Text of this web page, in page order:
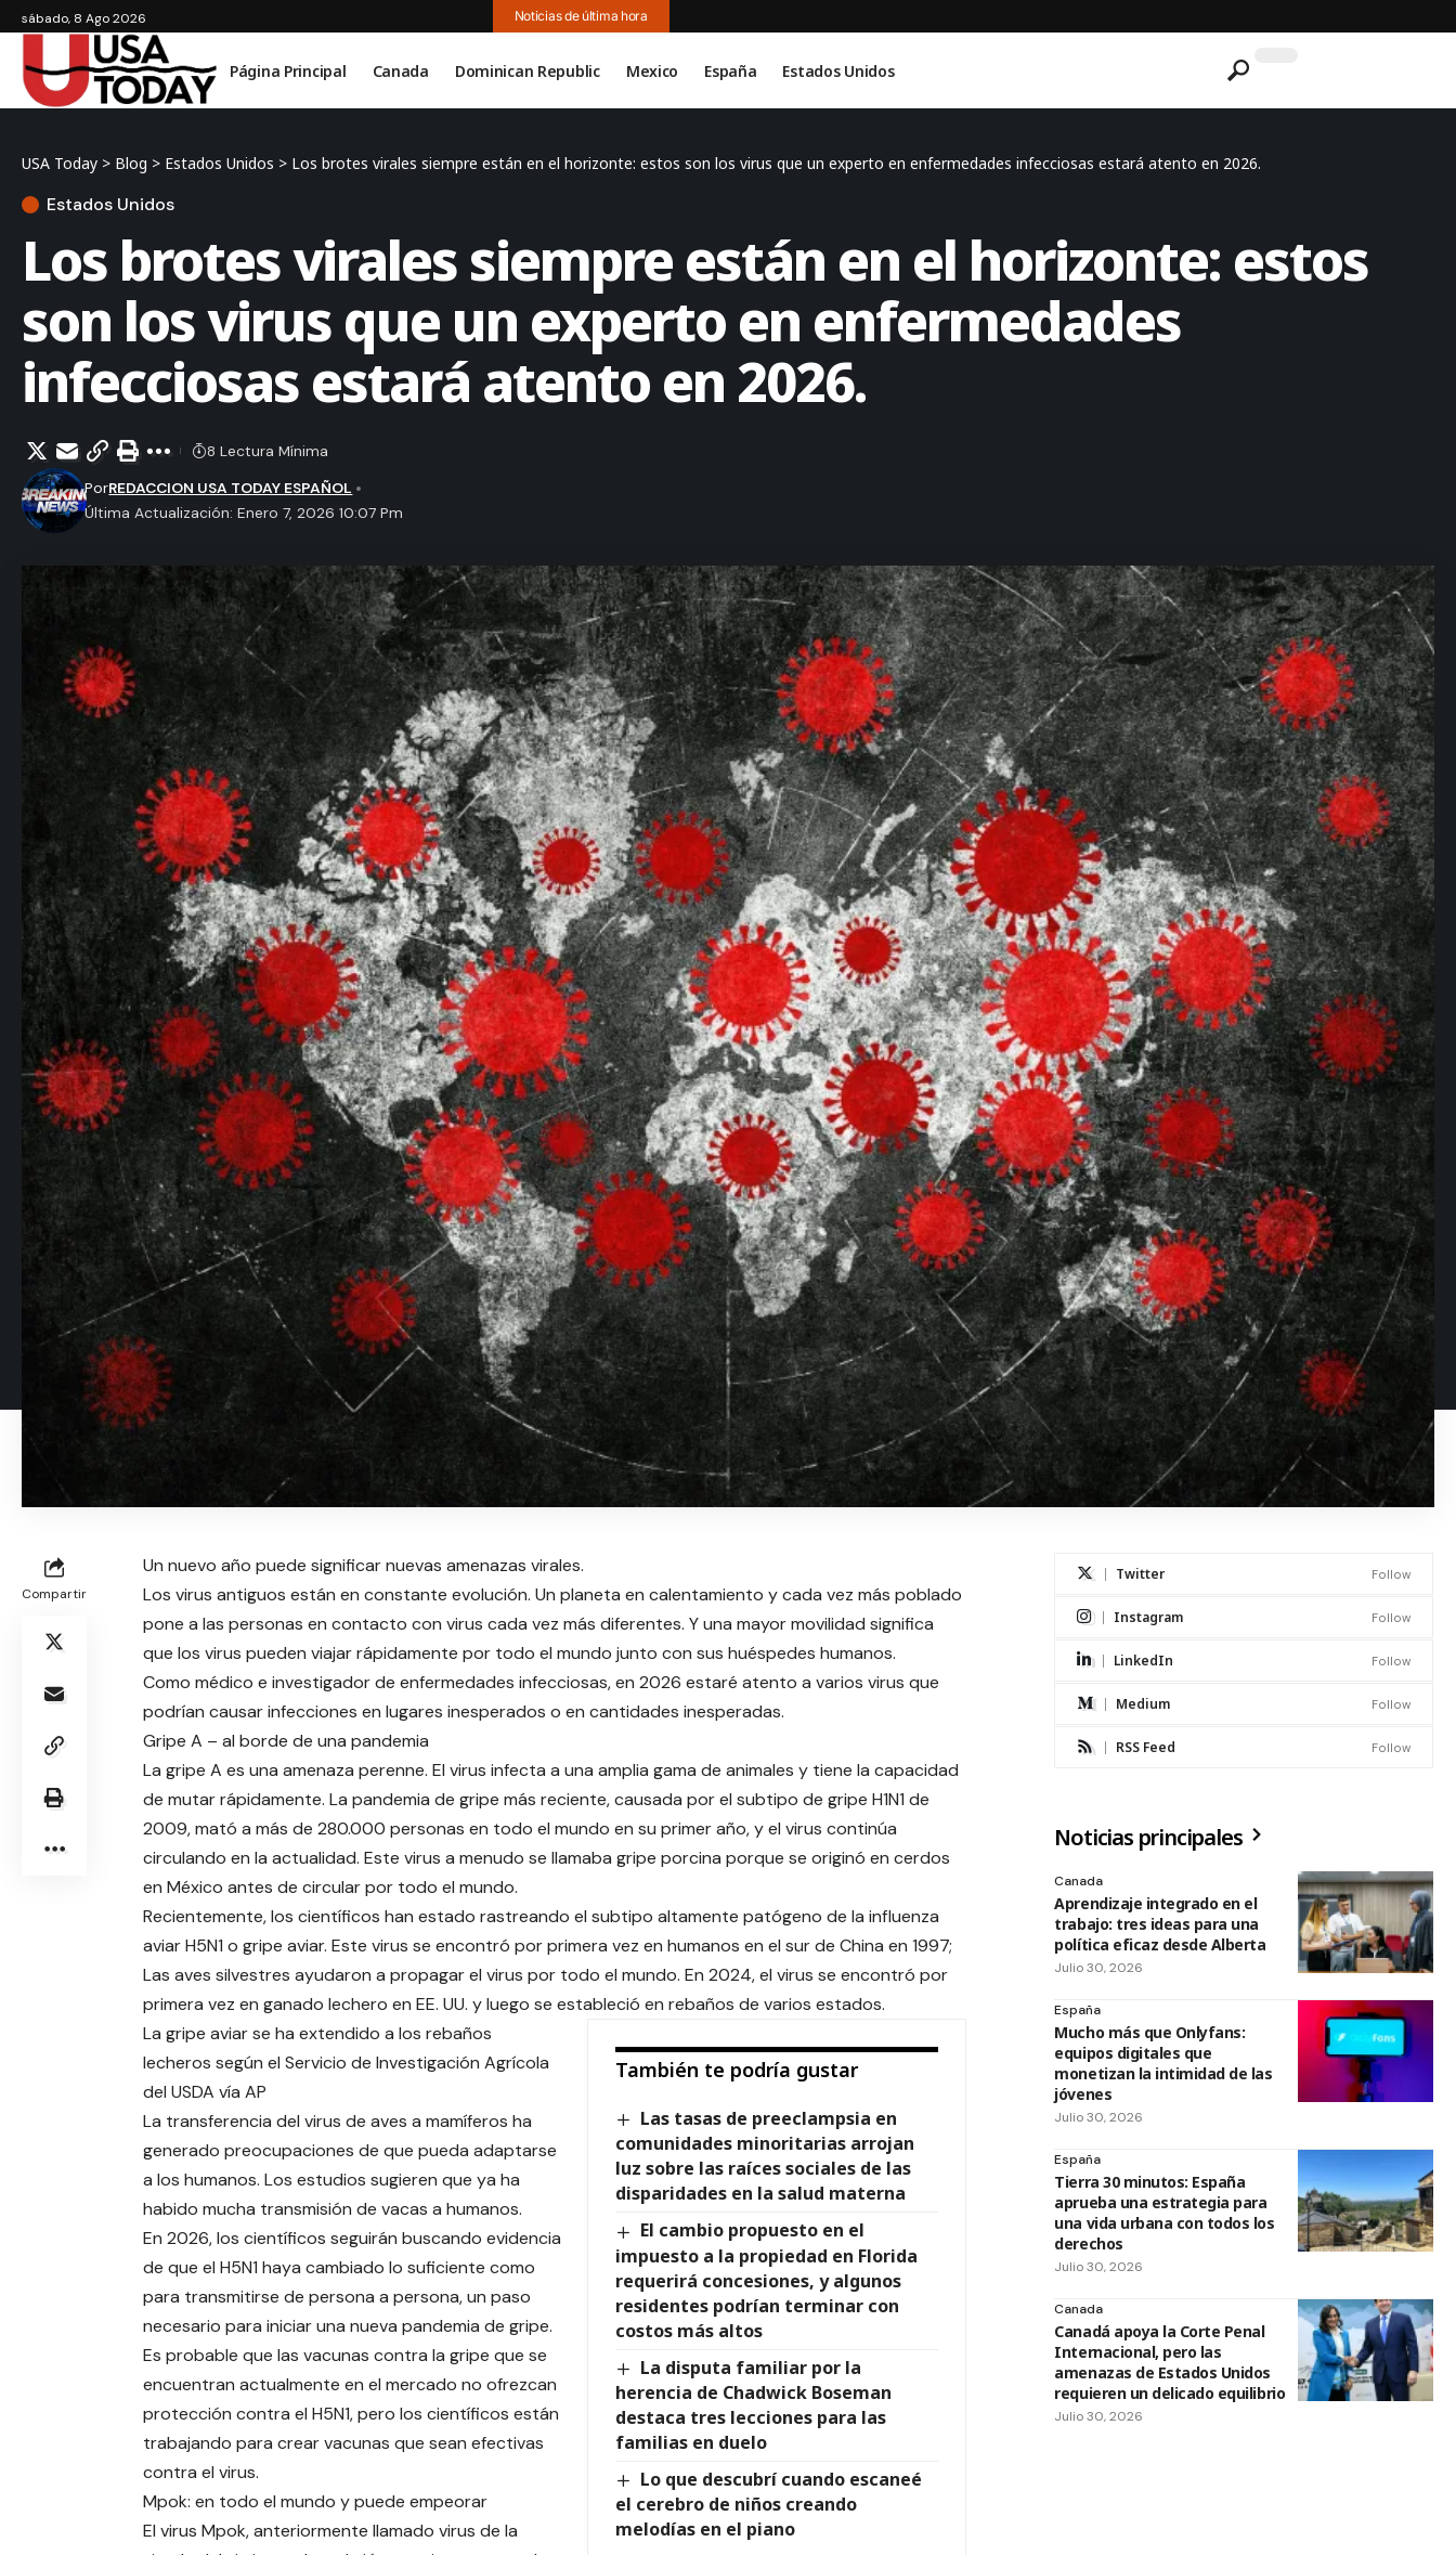
sábado, 8 Ago 2026 Noticias de última hora
Página Principal Canada Dominican Republic Mexico España Estados Unidos
USA Today > Blog > Estados Unidos > Los brotes virales siempre están en el horizonte: estos son los virus que un experto en enfermedades infecciosas estará atento en 2026.
Estados Unidos
Los brotes virales siempre están en el horizonte: estos
son los virus que un experto en enfermedades
infecciosas estará atento en 2026.
Última Actualización: Enero 7, 2026 10:07 Pm
PorREDACCION USA TODAY ESPAÑOL
8 Lectura Mínima
Compartir
Un nuevo año puede significar nuevas amenazas virales.
Los virus antiguos están en constante evolución. Un planeta en calentamiento y cada vez más poblado
pone a las personas en contacto con virus cada vez más diferentes. Y una mayor movilidad significa
que los virus pueden viajar rápidamente por todo el mundo junto con sus huéspedes humanos.
Como médico e investigador de enfermedades infecciosas, en 2026 estaré atento a varios virus que
podrían causar infecciones en lugares inesperados o en cantidades inesperadas.
Gripe A – al borde de una pandemia
La gripe A es una amenaza perenne. El virus infecta a una amplia gama de animales y tiene la capacidad
de mutar rápidamente. La pandemia de gripe más reciente, causada por el subtipo de gripe H1N1 de
2009, mató a más de 280.000 personas en todo el mundo en su primer año, y el virus continúa
circulando en la actualidad. Este virus a menudo se llamaba gripe porcina porque se originó en cerdos
en México antes de circular por todo el mundo.
Recientemente, los científicos han estado rastreando el subtipo altamente patógeno de la influenza
aviar H5N1 o gripe aviar. Este virus se encontró por primera vez en humanos en el sur de China en 1997;
Las aves silvestres ayudaron a propagar el virus por todo el mundo. En 2024, el virus se encontró por
primera vez en ganado lechero en EE. UU. y luego se estableció en rebaños de varios estados.
También te podría gustar
Las tasas de preeclampsia en
comunidades minoritarias arrojan
luz sobre las raíces sociales de las
disparidades en la salud materna
El cambio propuesto en el
impuesto a la propiedad en Florida
requerirá concesiones, y algunos
residentes podrían terminar con
costos más altos
La disputa familiar por la
herencia de Chadwick Boseman
destaca tres lecciones para las
familias en duelo
Lo que descubrí cuando escaneé
el cerebro de niños creando
melodías en el piano
La gripe aviar se ha extendido a los rebaños
lecheros según el Servicio de Investigación Agrícola
del USDA vía AP
La transferencia del virus de aves a mamíferos ha
generado preocupaciones de que pueda adaptarse
a los humanos. Los estudios sugieren que ya ha
habido mucha transmisión de vacas a humanos.
En 2026, los científicos seguirán buscando evidencia
de que el H5N1 haya cambiado lo suficiente como
para transmitirse de persona a persona, un paso
necesario para iniciar una nueva pandemia de gripe.
Es probable que las vacunas contra la gripe que se
encuentran actualmente en el mercado no ofrezcan
protección contra el H5N1, pero los científicos están
trabajando para crear vacunas que sean efectivas
contra el virus.
Mpok: en todo el mundo y puede empeorar
El virus Mpok, anteriormente llamado virus de la
Twitter Follow
Instagram Follow
LinkedIn Follow
Medium Follow
RSS Feed Follow
Noticias principales
Canada
Aprendizaje integrado en el
trabajo: tres ideas para una
política eficaz desde Alberta
Julio 30, 2026
España
Mucho más que Onlyfans:
equipos digitales que
monetizan la intimidad de las
jóvenes
Julio 30, 2026
España
Tierra 30 minutos: España
aprueba una estrategia para
una vida urbana con todos los
derechos
Julio 30, 2026
Canada
Canadá apoya la Corte Penal
Internacional, pero las
amenazas de Estados Unidos
requieren un delicado equilibrio
Julio 30, 2026